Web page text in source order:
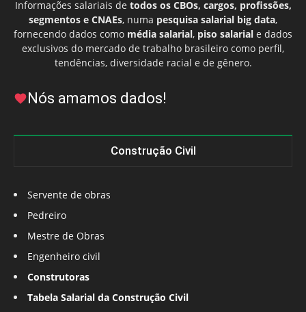
Informações salariais de todos os CBOs, cargos, profissões,
segmentos e CNAEs, numa pesquisa salarial big data,
fornecendo dados como média salarial, piso salarial e dados
exclusivos do mercado de trabalho brasileiro como perfil,
tendências, diversidade racial e de gênero.
Nós amamos dados!
Construção Civil
Servente de obras
Pedreiro
Mestre de Obras
Engenheiro civil
Construtoras
Tabela Salarial da Construção Civil